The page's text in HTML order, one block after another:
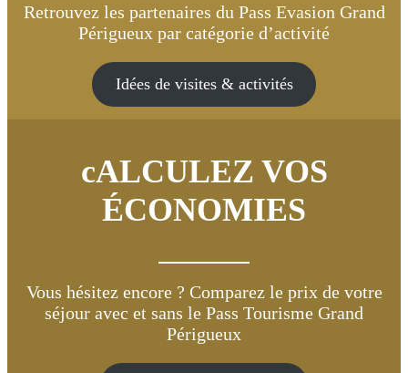
Retrouvez les partenaires du Pass Evasion Grand
Périgueux par catégorie d’activité
Idées de visites & activités
cALCULEZ VOS
ÉCONOMIES
Vous hésitez encore ? Comparez le prix de votre
séjour avec et sans le Pass Tourisme Grand
Périgueux